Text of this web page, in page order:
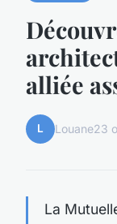
alliée
L Louane23
La